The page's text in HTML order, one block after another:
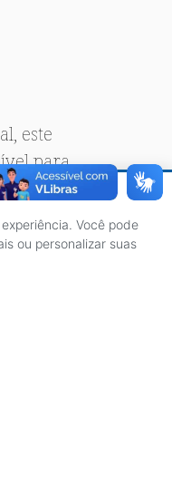
este
para
Você pode
ou personalizar suas